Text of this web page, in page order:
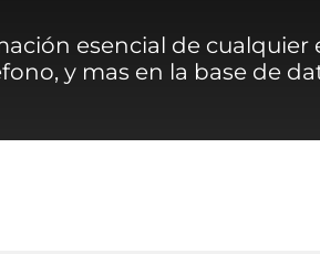
esencial de
y mas en la base de